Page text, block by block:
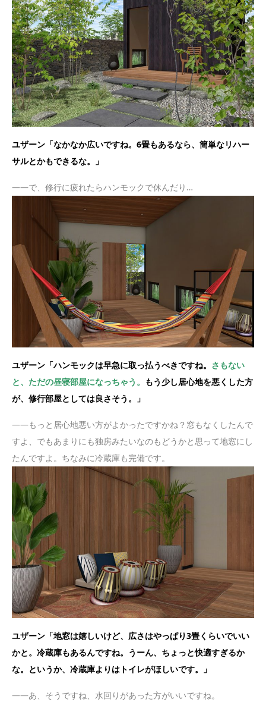
ユザーン「なかなか広いですね。6畳もあるなら、簡単なリハー
サルとかもできるな。」
——で、修行に疲れたらハンモックで休んだり…
ユザーン「ハンモックは早急に取っ払うべきですね。 さもない
と、ただの昼寝部屋になっちゃう。 もう少し居心地を悪くした方
が、修行部屋としては良さそう。」
——もっと居心地悪い方がよかったですかね？窓もなくしたんで
すよ、でもあまりにも独房みたいなのもどうかと思って地窓にし
たんですよ。ちなみに冷蔵庫も完備です。
ユザーン「地窓は嬉しいけど、広さはやっぱり3畳くらいでいい
かと。冷蔵庫もあるんですね。うーん、ちょっと快適すぎるか
な。というか、冷蔵庫よりはトイレがほしいです。」
——あ、そうですね、水回りがあった方がいいですね。